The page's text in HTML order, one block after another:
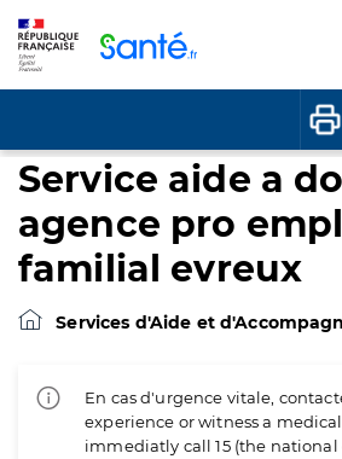
Service aide a
agence pro
familial evreux
Services d'Aide et
En cas d'urgence vitale,
experience or witness a
immediatly call 15 (the